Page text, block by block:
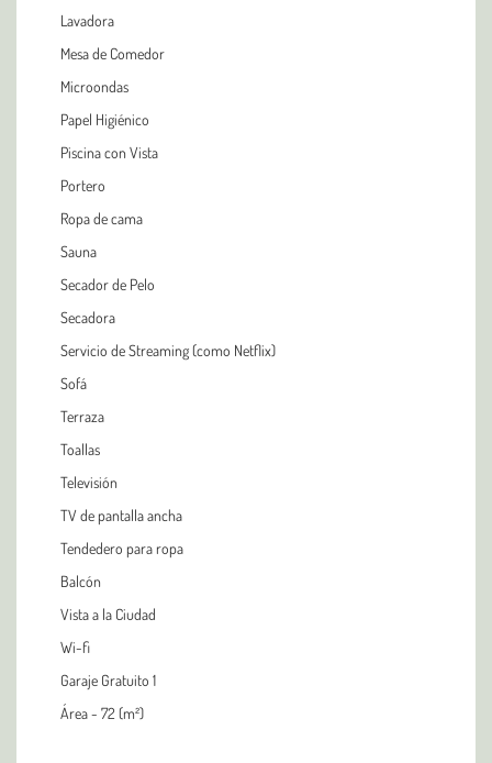
Lavadora
Mesa de Comedor
Microondas
Papel Higiénico
Piscina con Vista
Portero
Ropa de cama
Sauna
Secador de Pelo
Secadora
Servicio de Streaming (como Netflix)
Sofá
Terraza
Toallas
Televisión
TV de pantalla ancha
Tendedero para ropa
Balcón
Vista a la Ciudad
Wi-fi
Garaje Gratuito 1
Área - 72 (m²)